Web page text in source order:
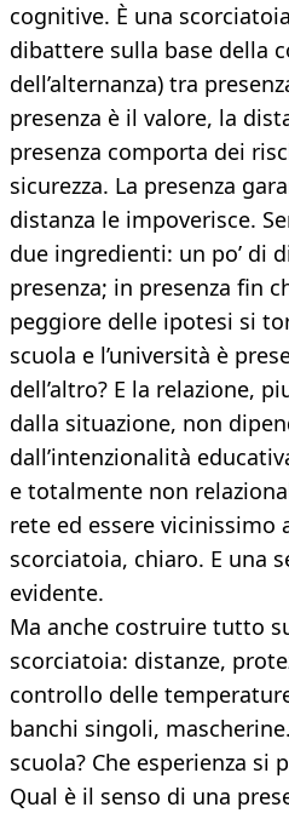
cognitive. È una
dibattere sulla base della
dell’alternanza) tra
presenza è il valore, la
presenza comporta dei
sicurezza. La presenza
distanza le impoverisce.
due ingredienti: un po’ di
presenza; in presenza fin
peggiore delle ipotesi si
scuola e l’università è
dell’altro? E la relazione,
dalla situazione, non
dall’intenzionalità
e totalmente non
rete ed essere vicinissimo
scorciatoia, chiaro. E una
evidente.
Ma anche costruire tutto
scorciatoia: distanze,
controllo delle
banchi singoli,
scuola? Che esperienza si
Qual è il senso di una